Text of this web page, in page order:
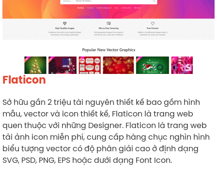
Flaticon
Sở hữu gần 2 triệu tài nguyên thiết kế bao gồm hình
mẫu, vector và icon thiết kế, Flaticon là trang web
quen thuộc với những Designer. Flaticon là trang web
tải ảnh icon miễn phí, cung cấp hàng chục nghìn hình
biểu tượng vector có độ phân giải cao ở định dạng
SVG, PSD, PNG, EPS hoặc dưới dạng Font Icon.